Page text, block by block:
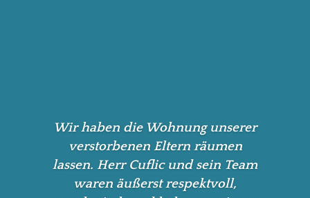
Wir haben die Wohnung unserer
verstorbenen Eltern räumen
lassen. Herr Cuflic und sein Team
waren äußerst respektvoll,
Sie haben für uns eine große
Wohnung leergeräumt. Von
Anfang bis Ende hat alles gepasst.
Bereits der Erstkontakt mit Herrn